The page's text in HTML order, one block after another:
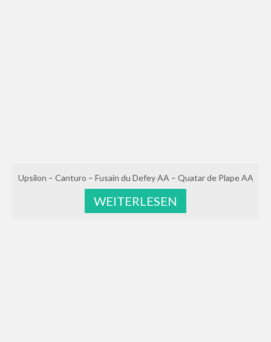
Upsilon – Canturo – Fusain du Defey AA – Quatar de Plape AA
WEITERLESEN